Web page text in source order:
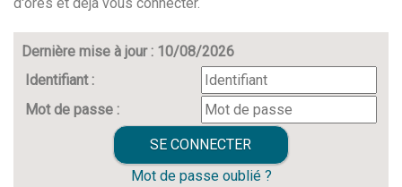
Dernière mise à jour : 10/08/2026
Identifiant :
Mot de passe :
Mot de passe oublié ?